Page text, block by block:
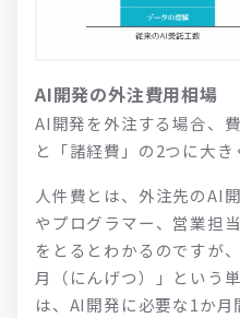
AI開発の外注費用相場
AI開発を外注する場合、
と「諸経費」の2つに大き
人件費とは、外注先のAI
やプログラマー、営業担
をとるとわかるのですが
月（にんげつ）」という
は、AI開発に必要な1か